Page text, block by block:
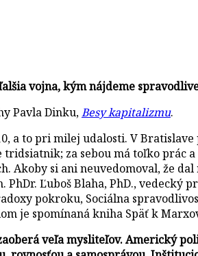
vojna, kým nájdeme
Pavla Dinku,Besy kapitalizmu.
a to pri milej udalosti. V
tridsiatnik; za sebou má toľko
Akoby si ani neuvedomoval, že
Ľuboš Blaha, PhD.,
pokroku, Sociálna
je spomínaná kniha Späť k
veľa mysliteľov.